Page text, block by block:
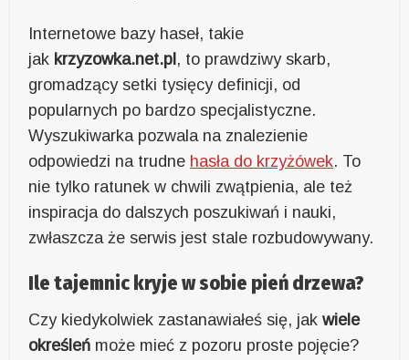
Internetowe bazy haseł, takie
jak krzyzowka.net.pl, to prawdziwy skarb,
gromadzący setki tysięcy definicji, od
popularnych po bardzo specjalistyczne.
Wyszukiwarka pozwala na znalezienie
odpowiedzi na trudne hasła do krzyżówek. To
nie tylko ratunek w chwili zwątpienia, ale też
inspiracja do dalszych poszukiwań i nauki,
zwłaszcza że serwis jest stale rozbudowywany.
Ile tajemnic kryje w sobie pień drzewa?
Czy kiedykolwiek zastanawiałeś się, jakwiele
określeń może mieć z pozoru proste pojęcie?